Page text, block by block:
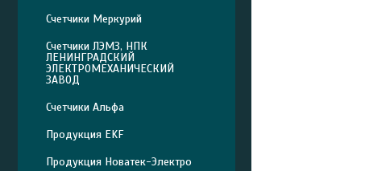
Счетчики Меркурий
Счетчики ЛЭМЗ, НПК
ЛЕНИНГРАДСКИЙ
ЭЛЕКТРОМЕХАНИЧЕСКИЙ
ЗАВОД
Счетчики Альфа
Продукция EKF
Продукция Новатек-Электро